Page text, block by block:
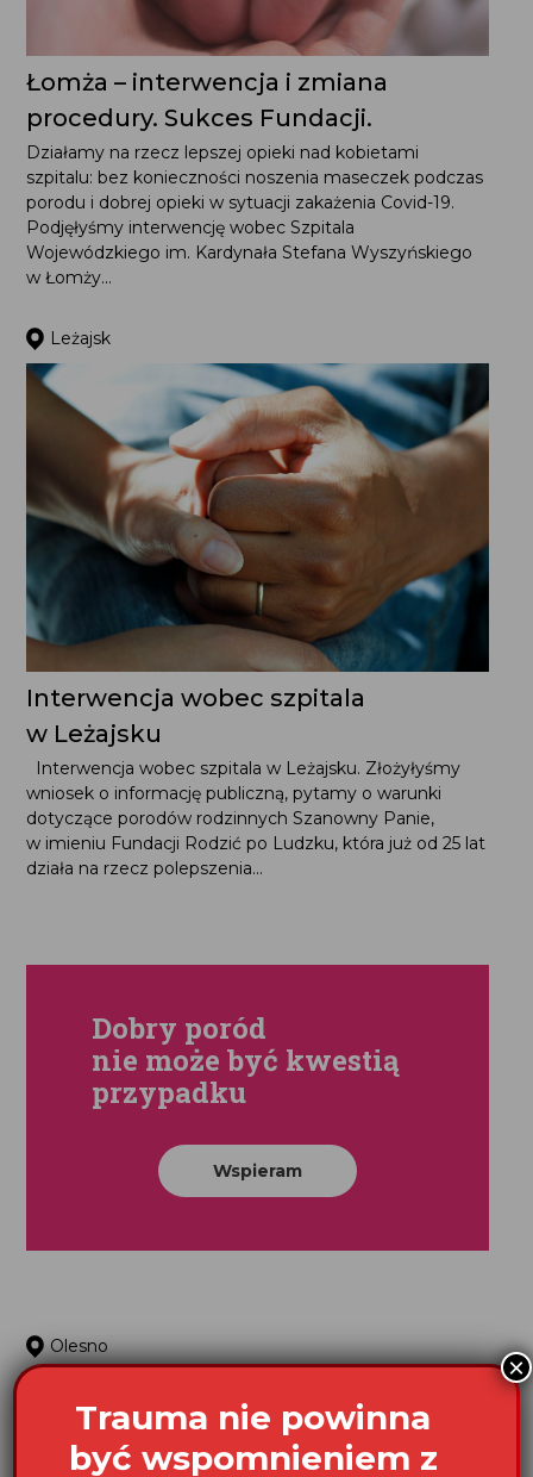
Łomża – interwencja i zmiana
procedury. Sukces Fundacji.
Działamy na rzecz lepszej opieki nad kobietami
szpitalu: bez konieczności noszenia maseczek podczas
porodu i dobrej opieki w sytuacji zakażenia Covid-19.
Podjęłyśmy interwencję wobec Szpitala
Wojewódzkiego im. Kardynała Stefana Wyszyńskiego
w Łomży...
Leżajsk
Interwencja wobec szpitala
w Leżajsku
Interwencja wobec szpitala w Leżajsku. Złożyłyśmy
wniosek o informację publiczną, pytamy o warunki
dotyczące porodów rodzinnych Szanowny Panie,
w imieniu Fundacji Rodzić po Ludzku, która już od 25 lat
działa na rzecz polepszenia...
Dobry poród
nie może być kwestią
przypadku
Wspieram
Olesno
Trauma nie powinna
być wspomnieniem z
×